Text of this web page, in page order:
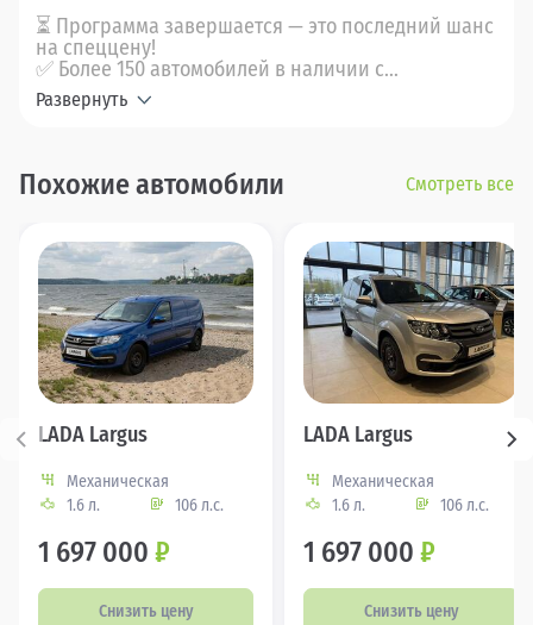
⏳ Программа завершается — это последний шанс
на спеццену!
✅ Более 150 автомобилей в наличии с...
Развернуть
Похожие автомобили Смотреть все
LADA Largus
Механическая
1.6 л.
106 л.с.
1 697 000 ₽
Снизить цену
LADA Largus
Механическая
1.6 л.
106 л.с.
1 697 000 ₽
Снизить цену